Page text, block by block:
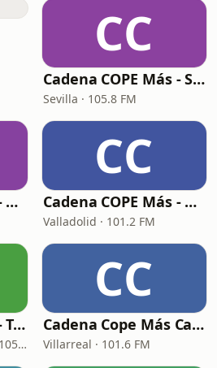
CC
Cadena COPE Más - Sevilla
Sevilla · 105.8 FM
Cadena COPE Más - Coruña
CC
Cadena COPE Más - Valladolid
Valladolid · 101.2 FM
Cadena COPE Más - Tenerife
Santa Cruz de Tenerife · 105.1 FM
CC
Cadena Cope Más Castellon
Villarreal · 101.6 FM